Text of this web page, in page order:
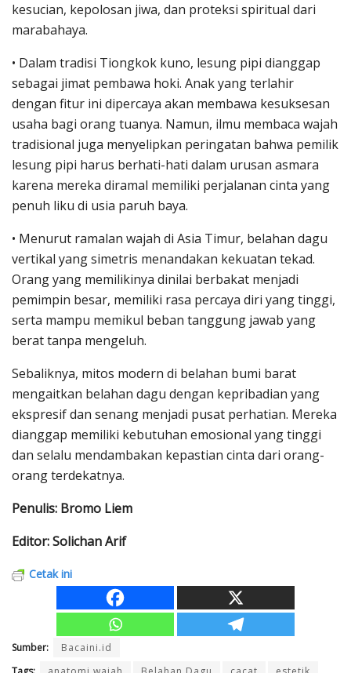
kesucian, kepolosan jiwa, dan proteksi spiritual dari
marabahaya.
• Dalam tradisi Tiongkok kuno, lesung pipi dianggap
sebagai jimat pembawa hoki. Anak yang terlahir
dengan fitur ini dipercaya akan membawa kesuksesan
usaha bagi orang tuanya. Namun, ilmu membaca wajah
tradisional juga menyelipkan peringatan bahwa pemilik
lesung pipi harus berhati-hati dalam urusan asmara
karena mereka diramal memiliki perjalanan cinta yang
penuh liku di usia paruh baya.
• Menurut ramalan wajah di Asia Timur, belahan dagu
vertikal yang simetris menandakan kekuatan tekad.
Orang yang memilikinya dinilai berbakat menjadi
pemimpin besar, memiliki rasa percaya diri yang tinggi,
serta mampu memikul beban tanggung jawab yang
berat tanpa mengeluh.
Sebaliknya, mitos modern di belahan bumi barat
mengaitkan belahan dagu dengan kepribadian yang
ekspresif dan senang menjadi pusat perhatian. Mereka
dianggap memiliki kebutuhan emosional yang tinggi
dan selalu mendambakan kepastian cinta dari orang-
orang terdekatnya.
Penulis: Bromo Liem
Editor: Solichan Arif
Cetak ini
Sumber:
Bacaini.id